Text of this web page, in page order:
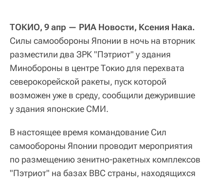
ТОКИО, 9 апр — РИА Новости, Ксения Нака.
Силы самообороны Японии в ночь на вторник
разместили два ЗРК "Пэтриот" у здания
Минобороны в центре Токио для перехвата
северокорейской ракеты, пуск которой
возможен уже в среду, сообщили дежурившие
у здания японские СМИ.
В настоящее время командование Сил
самообороны Японии проводит мероприятия
по размещению зенитно-ракетных комплексов
"Пэтриот" на базах ВВС страны, находящихся